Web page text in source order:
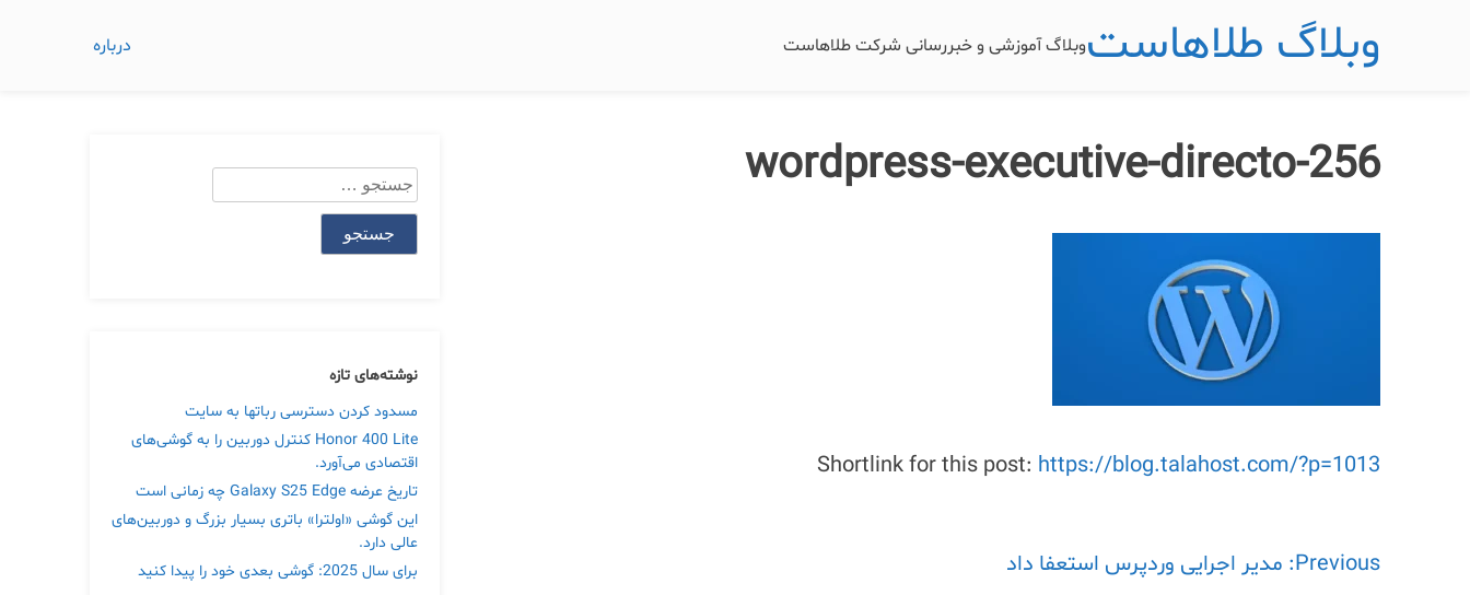
وبلاگ طلاهاستوبلاگ آموزشی و خبررسانی شرکت طلاهاست درباره
wordpress-executive-directo-256
Shortlink for this post: https://blog.talahost.com/?p=1013
راهبری
Previous: مدیر اجرایی وردپرس استعفا داد
جستجو
برای:
نوشته‌های تازه
مسدود کردن دسترسی رباتها به سایت
Honor 400 Lite کنترل دوربین را به گوشی‌های
اقتصادی می‌آورد.
تاریخ عرضه Galaxy S25 Edge چه زمانی است
این گوشی «اولترا» باتری بسیار بزرگ و دوربین‌های
عالی دارد.
برای سال 2025: گوشی بعدی خود را پیدا کنید